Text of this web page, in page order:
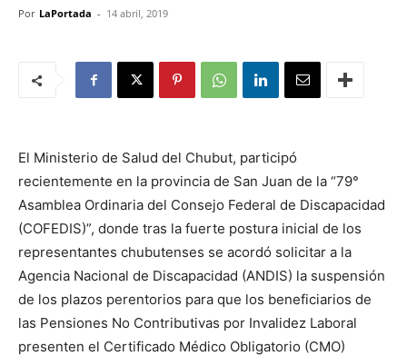
Por LaPortada - 14 abril, 2019
El Ministerio de Salud del Chubut, participó
recientemente en la provincia de San Juan de la “79°
Asamblea Ordinaria del Consejo Federal de Discapacidad
(COFEDIS)”, donde tras la fuerte postura inicial de los
representantes chubutenses se acordó solicitar a la
Agencia Nacional de Discapacidad (ANDIS) la suspensión
de los plazos perentorios para que los beneficiarios de
las Pensiones No Contributivas por Invalidez Laboral
presenten el Certificado Médico Obligatorio (CMO)